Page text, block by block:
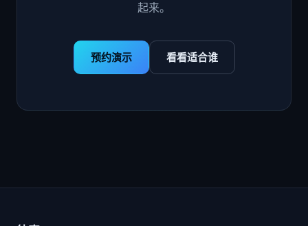
起来。
预约演示 看看适合谁